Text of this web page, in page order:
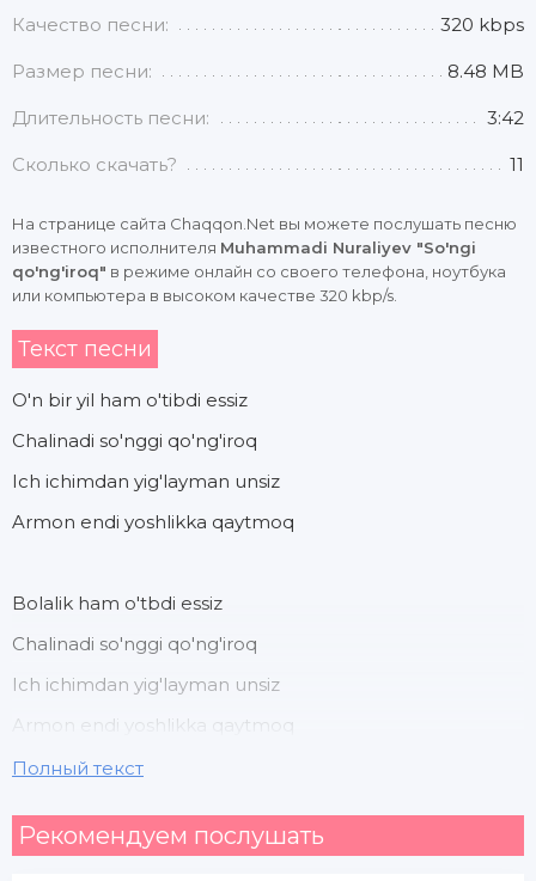
Качество песни: 320 kbps
Размер песни: 8.48 MB
Длительность песни: 3:42
Сколько скачать? 11
На странице сайта Chaqqon.Net вы можете послушать песню
известного исполнителя Muhammadi Nuraliyev "So'ngi
qo'ng'iroq" в режиме онлайн со своего телефона, ноутбука
или компьютера в высоком качестве 320 kbp/s.
Текст песни
O'n bir yil ham o'tibdi essiz
Chalinadi so'nggi qo'ng'iroq
Ich ichimdan yig'layman unsiz
Armon endi yoshlikka qaytmoq
Bolalik ham o'tbdi essiz
Chalinadi so'nggi qo'ng'iroq
Ich ichimdan yig'layman unsiz
Armon endi yoshlikka qaytmoq
Birga yurgan o'shal chog'larni
Полный текст
Рекомендуем послушать